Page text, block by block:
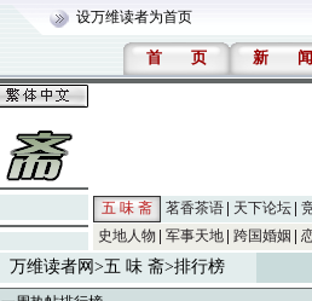
设万维读者为首页
首 页 新 闻
五 味 斋 茗香茶语 天下论坛
史地人物
军事天地 跨国婚姻
万维读者网 >五 味 斋>排行榜